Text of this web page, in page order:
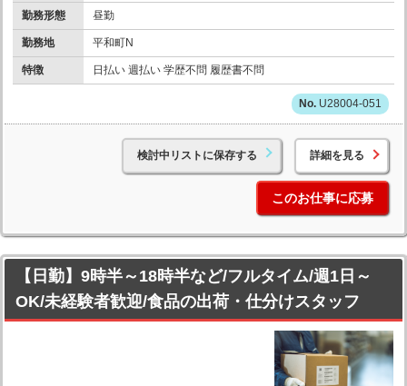
勤務形態 昼勤
勤務地 平和町N
特徴 日払い 週払い 学歴不問 履歴書不問
U28004-051
検討中リストに保存する 詳細を見る
このお仕事に応募
【日勤】9時半～18時半など/フルタイム/週1日～
OK/未経験者歓迎/食品の出荷・仕分けスタッフ